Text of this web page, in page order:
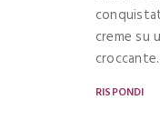
creme su
croccante.
RISPONDI